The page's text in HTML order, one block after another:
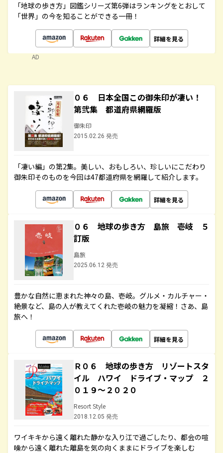
「地球の歩き方」図鑑シリーズ第6弾はランキングをとおして
「世界」の今を知ることができる一冊！
詳細を見る
AD
０６ 日本全国この御朱印が凄い！
第弐集 都道府県網羅版
御朱印
2015.02.26 発売
「凄い編」の第2集。美しい、おもしろい、珍しいにこだわり
御朱印そのものを今回は47都道府県を網羅して紹介します。
詳細を見る
０６ 地球の歩き方 島旅 壱岐 ５
訂版
島旅
2025.06.12 発売
豊かな自然に恵まれた神々の島、壱岐。グルメ・カルチャー・
絶景など、島の人が教えてくれた壱岐の魅力を凝縮！さあ、島
旅へ！
詳細を見る
Ｒ０６ 地球の歩き方 リゾートスタ
イル ハワイ ドライブ・マップ ２
０１９～２０２０
Resort Style
2018.12.05 発売
ワイキキから遠く離れた静かな入り江で過ごしたり、都会の喧
噪から遠く離れた離島を気の向くままにドライブを楽しむ